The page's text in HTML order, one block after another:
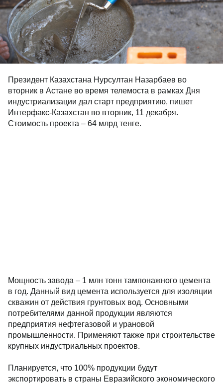
Президент Казахстана Нурсултан Назарбаев во
вторник в Астане во время телемоста в рамках Дня
индустриализации дал старт предприятию, пишет
Интерфакс-Казахстан во вторник, 11 декабря.
Стоимость проекта – 64 млрд тенге.
Мощность завода – 1 млн тонн тампонажного цемента
в год. Данный вид цемента используется для изоляции
скважин от действия грунтовых вод. Основными
потребителями данной продукции являются
предприятия нефтегазовой и урановой
промышленности. Применяют также при строительстве
крупных индустриальных проектов.
Планируется, что 100% продукции будут
экспортировать в страны Евразийского экономического